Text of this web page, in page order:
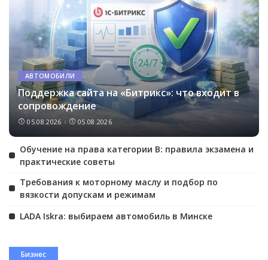
АВТОМОБИЛИ
Поддержка сайта на «Битрикс»: что входит в
сопровождение
05.08.2026 05.08.2026
Обучение на права категории B: правила экзамена и
практические советы
Требования к моторному маслу и подбор по
вязкости допускам и режимам
LADA Iskra: выбираем автомобиль в Минске
Бизнес